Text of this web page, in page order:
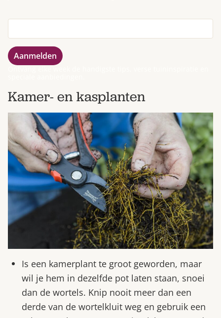
Kamer- en kasplanten
Is een kamerplant te groot geworden, maar
wil je hem in dezelfde pot laten staan, snoei
dan de wortels. Knip nooit meer dan een
derde van de wortelkluit weg en gebruik een